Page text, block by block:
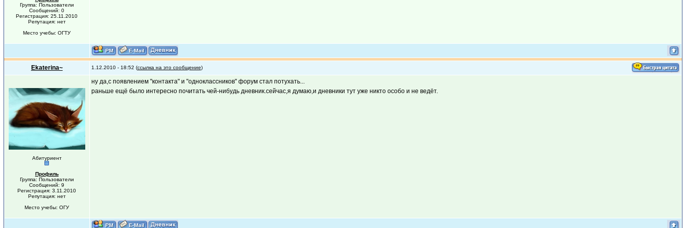
Группа: Пользователи
Сообщений: 0
Регистрация: 25.11.2010
Репутация: нет
Место учебы: ОГТУ
Ekaterina~ 1.12.2010 - 18:52 (ссылка на это сообщение)
Абитуриент
Профиль
Группа: Пользователи
Сообщений: 9
Регистрация: 3.11.2010
Репутация: нет
Место учебы: ОГУ
ну да,с появлением "контакта" и "одноклассников" форум стал потухать...
раньше ещё было интересно почитать чей-нибудь дневник.сейчас,я думаю,и дневники тут уже никто особо и не ведёт.